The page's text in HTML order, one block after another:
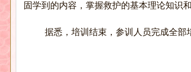
固学到的内容，掌握救护的基本理论知识
据悉，培训结束，参训人员完成全部